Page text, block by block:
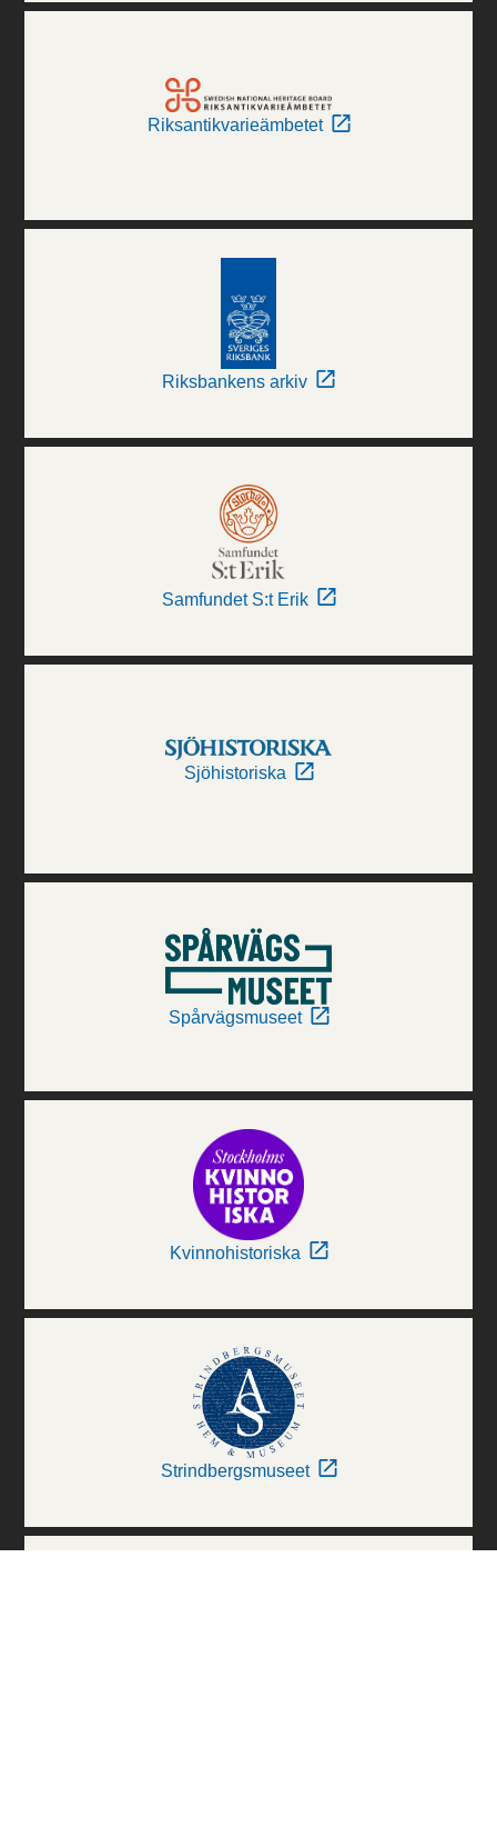
Riksantikvarieämbetet
Riksbankens arkiv
Samfundet S:t Erik
Sjöhistoriska
Spårvägsmuseet
Kvinnohistoriska
Strindbergsmuseet